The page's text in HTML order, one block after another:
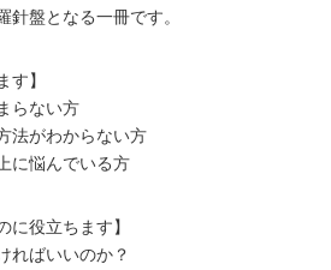
針盤となる一冊です。
す】
らない方
法がわからない方
に悩んでいる方
に役立ちます】
ればいいのか？